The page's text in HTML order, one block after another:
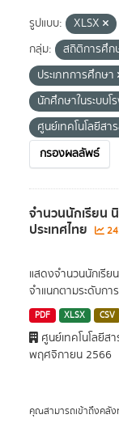
รูปแบบ: XLSX
กลุ่ม:
สถิติการศึก
ประเภทการศึกษา
นักศึกษาในระบบโ
ศูนย์เทคโนโลยีสา
กรองผลลัพธ์
จำนวนนักเรียน
ประเทศไทย
แสดงจำนวนนักเรีย
จำแนกตามระดับกา
PDF XLSX CSV
ศูนย์เทคโนโลยีส
พฤศจิกายน 2566
คุณสามารถเข้าถึงคลัง